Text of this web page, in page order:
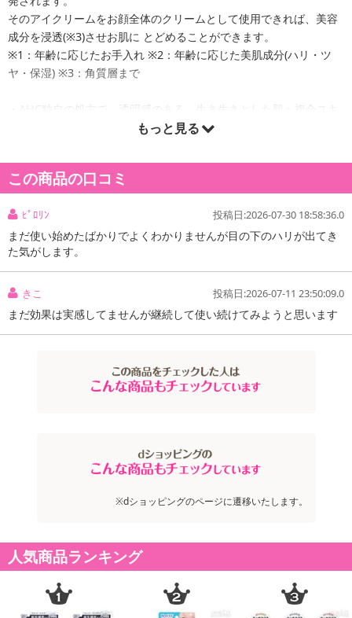
そのアイクリームをお顔全体のクリームとして使用できれば、美容
成分を浸透(※3)させお肌に とどめることができます。
※1：年齢に応じたお手入れ ※2：年齢に応じた美肌成分(ハリ・ツ
ヤ・保湿) ※3：角質層まで
・AHC独自の処方で、透明感のある、生き生きとした肌へ複合スキ
ンケア成分Gluta－i＊配合で、明るさだけでなく、ハリとうるおい
・高浸透技術で顔全体の肌の奥＊＊までケア独自の高浸透技術「マ
イクロカプセルテて、Gluta－i＊配合処方が肌の奥＊＊まで届き、
・瞬間ツヤ効果うるおいを与えるクリーミー処方が、肌をなめらか
にし、なじませた直後からツヤのある肌へ。 ＊グルタチオン、ビサ
ボロール、3－O－エチルアスコルビン酸、ヒアルロン酸Na、酸化
チタン：整肌成分(光沢＆保湿)
＊＊角質層
もっと見る
この商品の口コミ
ﾋﾟﾛﾘﾝ 投稿日:2026-07-30 18:58:36.0
まだ使い始めたばかりでよくわかりませんが目の下のハリが出てき
た気がします。
きこ 投稿日:2026-07-11 23:50:09.0
まだ効果は実感してませんが継続して使い続けてみようと思います
※dショッピングのページに遷移いたします。
人気商品ランキング